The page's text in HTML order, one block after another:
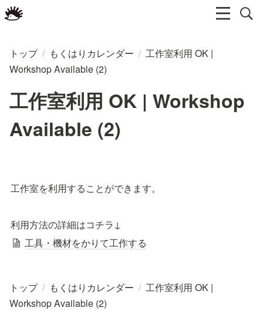
トップ / もくはりカレンダー / 工作室利用 OK |
Workshop Available (2)
工作室利用 OK | Workshop
Available (2)
工作室を利用することができます。
利用方法の詳細はコチラ↓
工具・機材をかりて工作する
トップ / もくはりカレンダー / 工作室利用 OK |
Workshop Available (2)